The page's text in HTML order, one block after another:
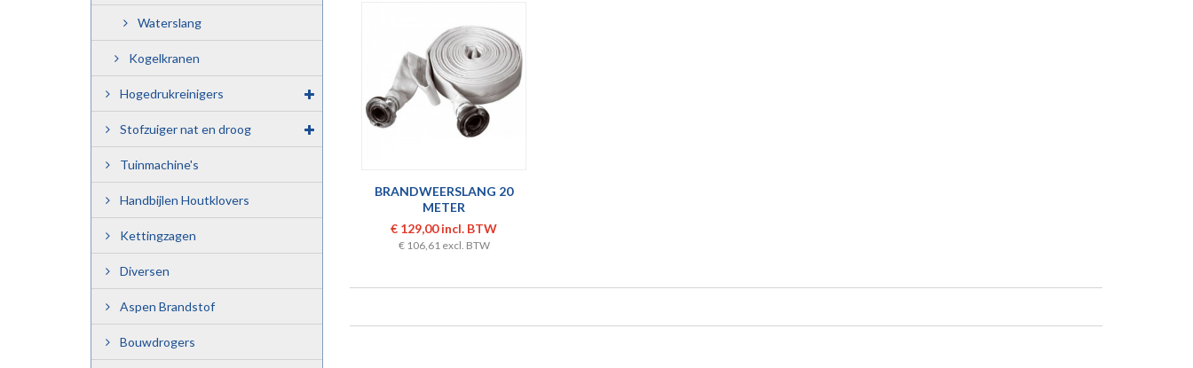
Waterslang
Kogelkranen
Hogedrukreinigers
Stofzuiger nat en droog
Tuinmachine's
Handbijlen Houtklovers
Kettingzagen
Diversen
Aspen Brandstof
Bouwdrogers
BRANDWEERSLANG 20
METER
€ 129,00 incl. BTW
€ 106,61 excl. BTW